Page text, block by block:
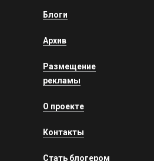
Блоги
Архив
Размещение
рекламы
О проекте
Контакты
Стать блогером